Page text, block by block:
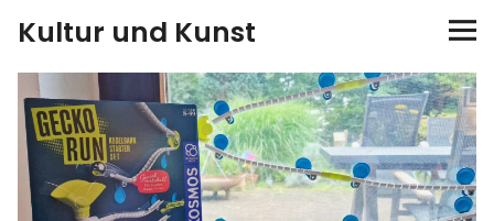
Kultur und Kunst
kultur & kunst
Ausstellungen
Spiele